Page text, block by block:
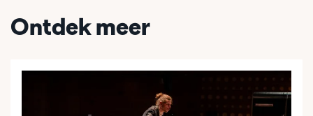
Ontdek meer